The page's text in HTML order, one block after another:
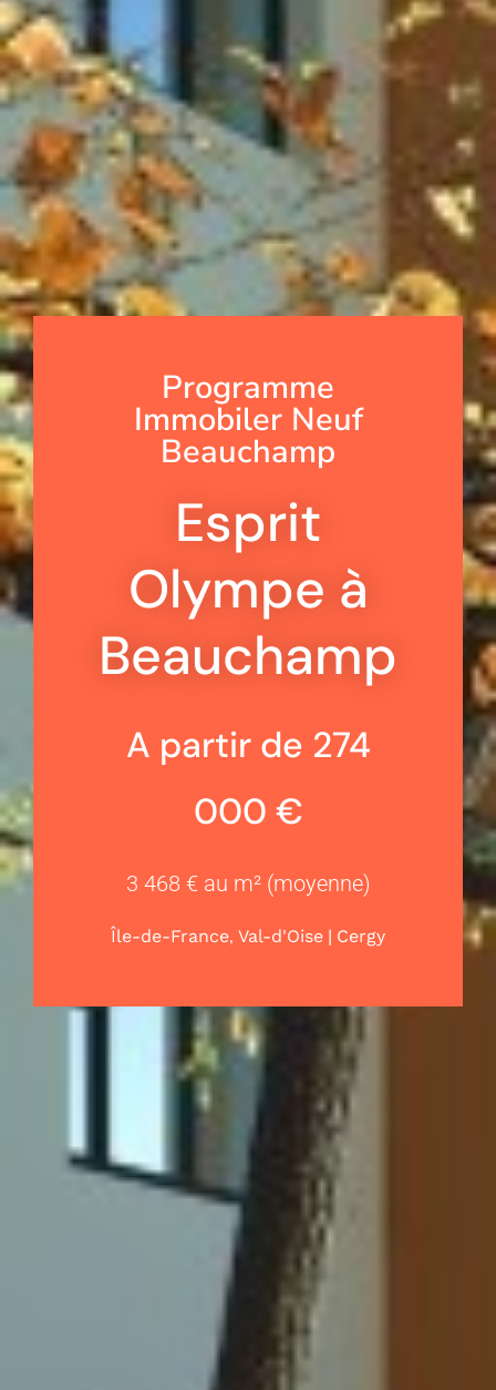
Programme
Immobiler Neuf
Beauchamp
Esprit
Olympe à
Beauchamp
A partir de 274
000 €
3 468 € au m² (moyenne)
Île-de-France, Val-d'Oise | Cergy